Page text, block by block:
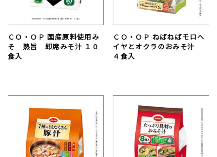
ＣＯ・ＯＰ 国産原料使用み
そ 熟旨 即席みそ汁 １０
食入
ＣＯ・ＯＰ ねばねばモロヘ
イヤとオクラのおみそ汁
４食入